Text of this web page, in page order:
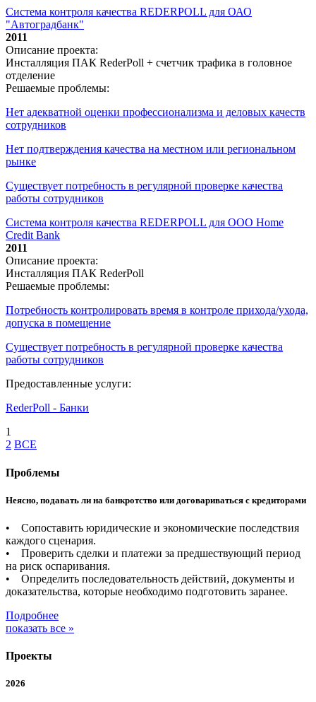
Система контроля качества REDERPOLL для ОАО
"Автоградбанк"
2011
Описание проекта:
Инсталляция ПАК RederPoll + счетчик трафика в головное
отделение
Решаемые проблемы:
Нет адекватной оценки профессионализма и деловых качеств
сотрудников
Нет подтверждения качества на местном или региональном
рынке
Существует потребность в регулярной проверке качества
работы сотрудников
Система контроля качества REDERPOLL для ООО Home
Credit Bank
2011
Описание проекта:
Инсталляция ПАК RederPoll
Решаемые проблемы:
Потребность контролировать время в контроле прихода/ухода,
допуска в помещение
Существует потребность в регулярной проверке качества
работы сотрудников
Предоставленные услуги:
RederPoll - Банки
1
2 ВСЕ
Проблемы
Неясно, подавать ли на банкротство или договариваться с кредиторами
• Сопоставить юридические и экономические последствия
каждого сценария.
• Проверить сделки и платежи за предшествующий период
на риск оспаривания.
• Определить последовательность действий, документы и
доказательства, которые необходимо подготовить заранее.
Подробнее
показать все »
Проекты
2026